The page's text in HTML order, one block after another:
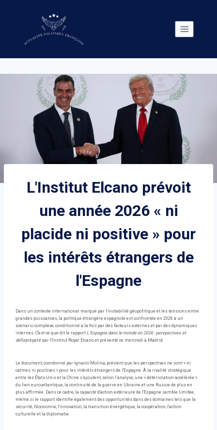
L'Institut Elcano prévoit
une année 2026 « ni
placide ni positive » pour
les intérêts étrangers de
l'Espagne
Dans un contexte international marqué par l'instabilité géopolitique et les tensions entre
grandes puissances, la politique étrangère espagnole est confrontée en 2026 à un
scénario complexe, conditionné à la fois par des facteurs externes et par des dynamiques
internes. C'est ce que dit le rapport L'Espagne dans le monde en 2026 : perspectives et
défispréparé par l'Institut Royal Elcano et présenté ce mercredi à Madrid.
Le document, coordonné par Ignacio Molina, prévient que les perspectives ne sont « ni
calmes ni positives » pour les intérêts étrangers de l'Espagne. À la rivalité stratégique
entre les États-Unis et la Chine s’ajoutent, selon l’analyse, une « détérioration accélérée »
du lien euro-atlantique, la continuité de la guerre en Ukraine et une Russie de plus en
plus affirmée. Dans ce cadre, la capacité d'action extérieure de l'Espagne semble limitée,
même si le rapport identifie également des opportunités dans des domaines tels que la
sécurité, l'économie, l'innovation, la transition énergétique, la coopération, l'action
culturelle et la diplomatie.